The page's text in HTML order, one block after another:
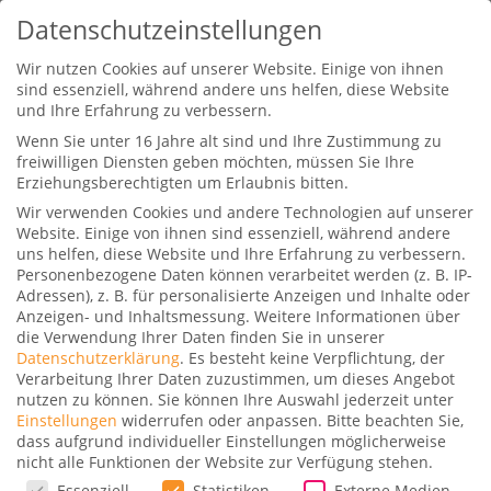
KLM Boeing 737-700 Business
Class
Gepostet vonDominik|4. April 2018|0 |
Unser Flug mit der KLM in der Boeing 737-700
Business Class von Warschau nach Amsterdam.
Datenschutzeinstellungen
Wir nutzen Cookies auf unserer Website. Einige von ihnen
sind essenziell, während andere uns helfen, diese Website
und Ihre Erfahrung zu verbessern.
Wenn Sie unter 16 Jahre alt sind und Ihre Zustimmung zu
freiwilligen Diensten geben möchten, müssen Sie Ihre
Erziehungsberechtigten um Erlaubnis bitten.
Wir verwenden Cookies und andere Technologien auf unserer
Website. Einige von ihnen sind essenziell, während andere
uns helfen, diese Website und Ihre Erfahrung zu verbessern.
Personenbezogene Daten können verarbeitet werden (z. B. IP-
Adressen), z. B. für personalisierte Anzeigen und Inhalte oder
Anzeigen- und Inhaltsmessung. Weitere Informationen über
die Verwendung Ihrer Daten finden Sie in unserer
Datenschutzerklärung. Es besteht keine Verpflichtung, der
Verarbeitung Ihrer Daten zuzustimmen, um dieses Angebot
nutzen zu können. Sie können Ihre Auswahl jederzeit unter
Einstellungen widerrufen oder anpassen. Bitte beachten Sie,
dass aufgrund individueller Einstellungen möglicherweise
nicht alle Funktionen der Website zur Verfügung stehen.
Datenschutzeinstellungen